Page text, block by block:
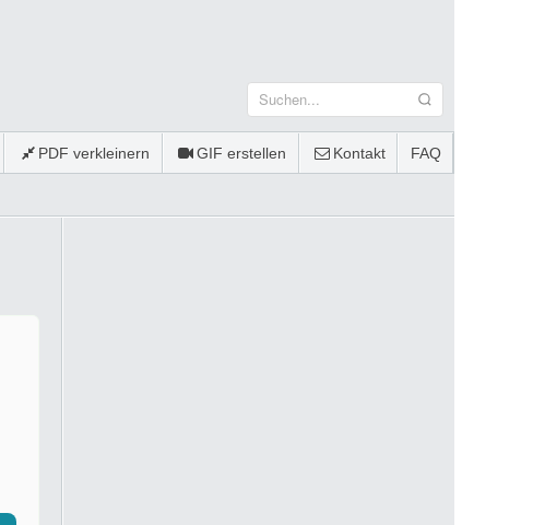
PDF verkleinern GIF erstellen Kontakt FAQ